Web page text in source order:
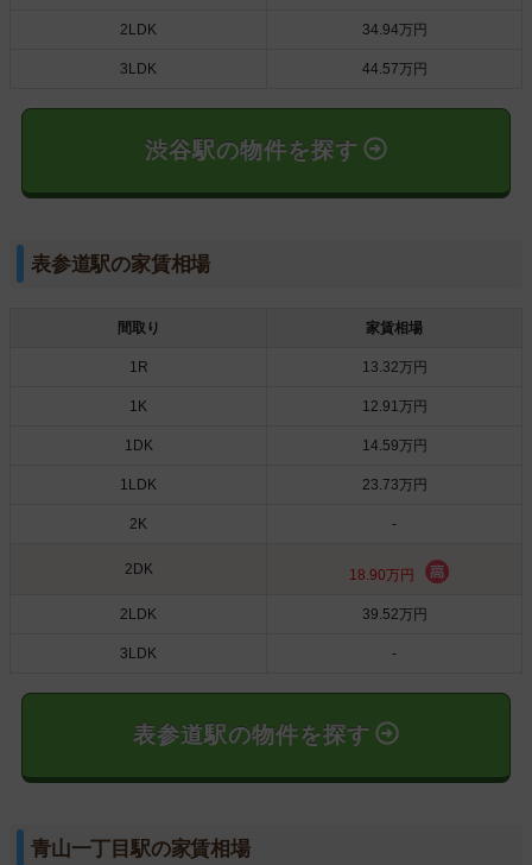
2LDK 34.94万円
3LDK 44.57万円
渋谷駅の物件を探す
表参道駅の家賃相場
間取り 家賃相場
1R 13.32万円
1K 12.91万円
1DK 14.59万円
1LDK 23.73万円
2K -
2DK 18.90万円
2LDK 39.52万円
3LDK -
表参道駅の物件を探す
青山一丁目駅の家賃相場